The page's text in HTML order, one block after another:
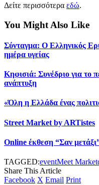
Δείτε περισσότερα εδώ.
You Might Also Like
Σύνταγμα: Ο Ελληνικός
ημέρα υγείας
Κηφισιά: Συνέδριο για το
ανάπτυξη
«Όλη η Ελλάδα ένας
Street Market by ARTistes
Online έκθεση “Σαν
TAGGED:eventMeet Market
Share This Article
Facebook X Email Print